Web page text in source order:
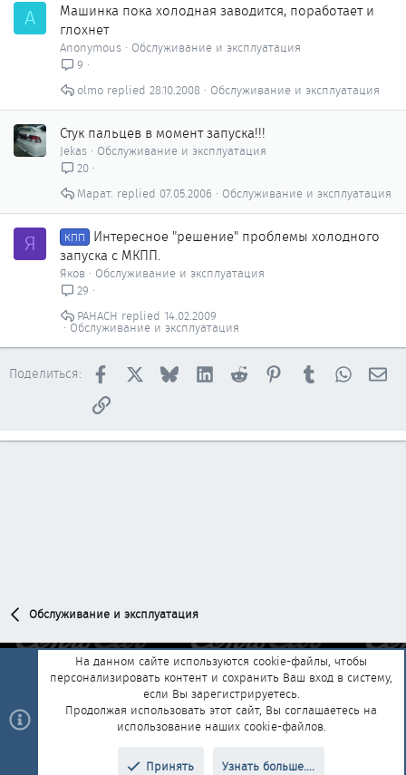
A
Машинка пока холодная заводится, поработает и
глохнет
Anonymous
Обслуживание и эксплуатация
9
Обслуживание и эксплуатация
28.10.2008
olmo
Стук пальцев в момент запуска!!!
Jekas
Обслуживание и эксплуатация
20
Обслуживание и эксплуатация
07.05.2006
Марат.
Я КПП
Интересное "решение" проблемы холодного
запуска с МКПП.
Яков
Обслуживание и эксплуатация
29
Обслуживание и эксплуатация
14.02.2009
PAHACH
Поделиться: Facebook BlueskyLinkedInReddit PinterestTumblr
Ссылка
Обслуживание и эксплуатация
Обратная связь
Условия и правила
Политика конфиденциальности
Помощь Главная
R
add-ons by ThemeHouse Перевод от Jumuro®
На данном сайте используются cookie-файлы, чтобы
персонализировать контент и сохранить Ваш вход в систему,
если Вы зарегистрируетесь.
Продолжая использовать этот сайт, Вы соглашаетесь на
использование наших cookie-файлов.
Принять Узнать больше....